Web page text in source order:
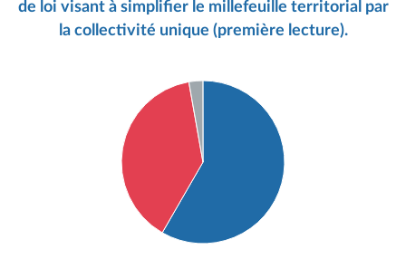
de loi visant à simplifier le millefeuille territorial par
la collectivité unique (première lecture).